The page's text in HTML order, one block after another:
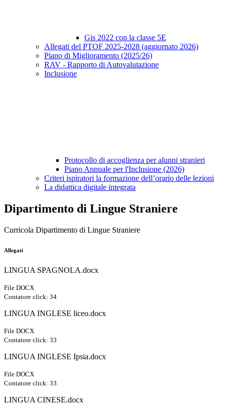
Gis 2022 con la classe 5E
Allegati del PTOF 2025-2028 (aggiornato 2026)
Piano di Miglioramento (2025/26)
RAV - Rapporto di Autovalutazione
Inclusione
Protocollo di accoglienza per alunni stranieri
Piano Annuale per l'Inclusione (2026)
Criteri ispiratori la formazione dell’orario delle lezioni
La didattica digitale integrata
Dipartimento di Lingue Straniere
Curricola Dipartimento di Lingue Straniere
Allegati
LINGUA SPAGNOLA.docx
File DOCX
Contatore click: 34
LINGUA INGLESE liceo.docx
File DOCX
Contatore click: 33
LINGUA INGLESE Ipsia.docx
File DOCX
Contatore click: 33
LINGUA CINESE.docx